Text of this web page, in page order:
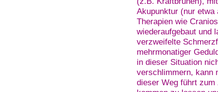
Akupunktur (nur
Therapien wie
wiederaufgebaut und
verzweifelte
mehrmonatiger
in dieser Situation
verschlimmern, kann
dieser Weg führt